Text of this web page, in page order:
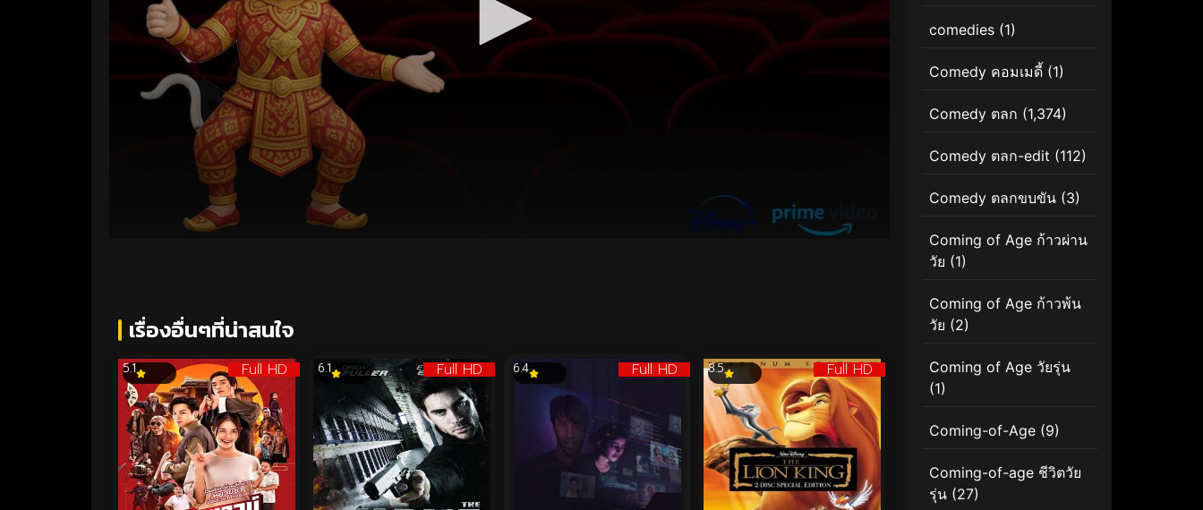
เรื่องอื่นๆที่น่าสนใจ
Full HD
5.1 Full HD
6.1 Full HD
6.4 Full HD
8.5
comedies (1)
Comedy คอมเมดี้ (1)
Comedy ตลก (1,374)
Comedy ตลก-edit (112)
Comedy ตลกขบขัน (3)
Coming of Age ก้าวผ่าน
วัย (1)
Coming of Age ก้าวพ้น
วัย (2)
Coming of Age วัยรุ่น
(1)
Coming-of-Age (9)
Coming-of-age ชีวิตวัย
รุ่น (27)